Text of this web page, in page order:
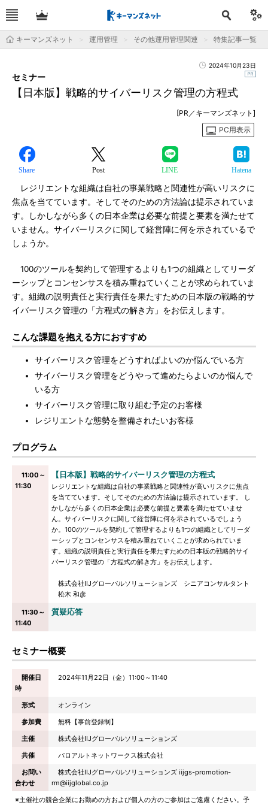
キーマンズネット 運用管理 その他運用管理関連 特集記事一覧
2024年10月23日
【日本版】戦略的サイバーリスク管理の方程式
セミナー
[PR／キーマンズネット]
PC用表示
Share Post LINE Hatena
レジリエントな組織は自社の事業戦略と関連性が高いリスクに
焦点を当てています。そしてそのための方法論は提示されていま
す。しかしながら多くの日本企業は必要な前提と要素を満たせて
いません。サイバーリスクに関して経営陣に何を示されているで
しょうか。
100のツールを契約して管理するよりも1つの組織としてリーダ
ーシップとコンセンサスを積み重ねていくことが求められていま
す。組織の説明責任と実行責任を果たすための日本版の戦略的サ
イバーリスク管理の「方程式の解き方」をお伝えします。
こんな課題を抱える方におすすめ
サイバーリスク管理をどうすればよいのか悩んでいる方
サイバーリスク管理をどうやって進めたらよいのか悩んで
いる方
サイバーリスク管理に取り組む予定のお客様
レジリエントな態勢を整備されたいお客様
プログラム
11:00～
11:30
【日本版】戦略的サイバーリスク管理の方程式
レジリエントな組織は自社の事業戦略と関連性が高いリスクに焦点
を当てています。そしてそのための方法論は提示されています。 し
かしながら多くの日本企業は必要な前提と要素を満たせていませ
ん。サイバーリスクに関して経営陣に何を示されているでしょう
か。100のツールを契約して管理するよりも1つの組織としてリーダ
ーシップとコンセンサスを積み重ねていくことが求められていま
す。組織の説明責任と実行責任を果たすための日本版の戦略的サイ
バーリスク管理の「方程式の解き方」をお伝えします。
株式会社IIJグローバルソリューションズ シニアコンサルタント
松木 和彦
11:30～
11:40
質疑応答
セミナー概要
開催日
時
2024年11月22日（金）11:00～11:40
形式
オンライン
参加費
無料【事前登録制】
主催
株式会社IIJグローバルソリューションズ
共催
パロアルトネットワークス株式会社
お問い
合わせ
株式会社IIJグローバルソリューションズ iijgs-promotion-
rm@iijglobal.co.jp
※主催社の競合企業にお勤めの方および個人の方のご参加はご遠慮ください。予